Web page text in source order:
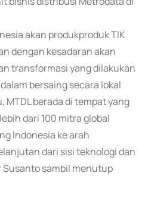
akan produkproduk TIK
dengan kesadaran akan
transformasi yang dilakukan
bersaing secara lokal
MTDL berada di tempat yang
dari 100 mitra global
Indonesia ke arah
dari sisi teknologi dan
sambil menutup